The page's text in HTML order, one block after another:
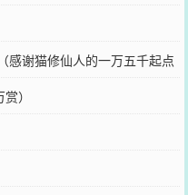
感谢猫修仙人的一万五千起点
）